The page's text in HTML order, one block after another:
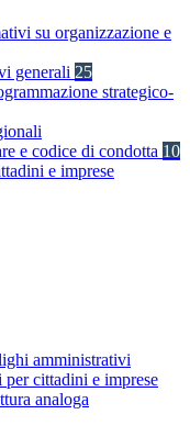
su organizzazione e
generali 25
strategico-
e codice di condotta 10
e imprese
amministrativi
cittadini e imprese
analoga